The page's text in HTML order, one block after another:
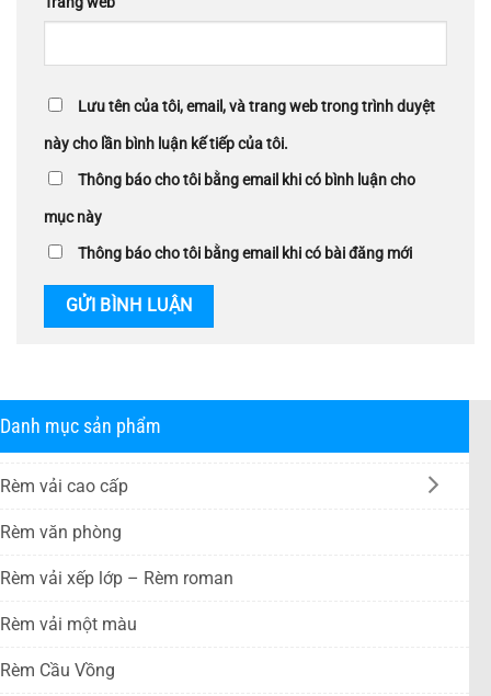
Danh mục sản phẩm
Rèm vải cao cấp
Rèm văn phòng
Rèm vải xếp lớp – Rèm roman
Rèm vải một màu
Rèm Cầu Vồng
Lưu tên của tôi, email, và trang web trong trình duyệt
này cho lần bình luận kế tiếp của tôi.
Thông báo cho tôi bằng email khi có bình luận cho
mục này
Thông báo cho tôi bằng email khi có bài đăng mới